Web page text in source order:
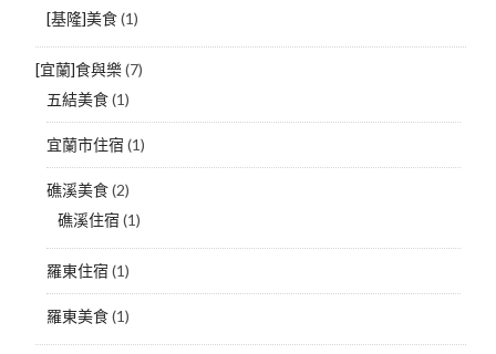
[基隆]美食(1)
[宜蘭]食與樂(7)
五結美食(1)
宜蘭市住宿 (1)
礁溪美食(2)
礁溪住宿 (1)
羅東住宿 (1)
羅東美食(1)